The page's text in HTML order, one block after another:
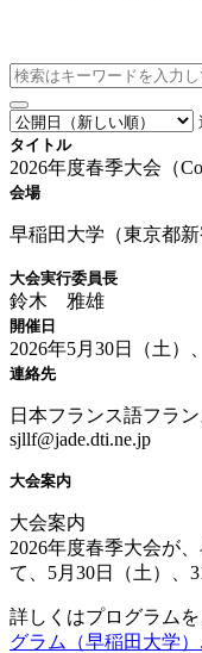
タイトル
2026年度春季大会（
会場
早稲田大学（東京都新
大会実行委員長
鈴木 雅雄
開催日
2026年5月30日（土）
連絡先
日本フランス語フラ
sjllf@jade.dti.ne.jp
大会案内
大会案内
2026年度春季大会が
て、5月30日（土）、
詳しくはプログラムを
グラム（早稲田大学）